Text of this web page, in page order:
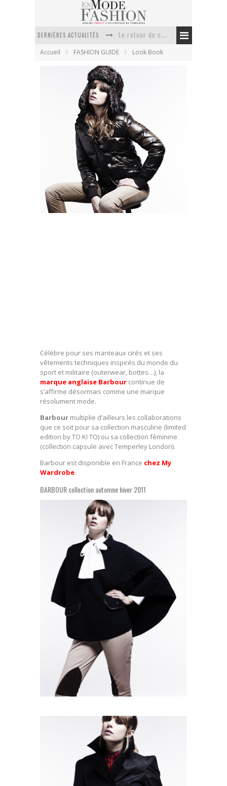
DERNIÈRES ACTUALITÉS
Doudoune pour femme : choisir la pièce idéale entre style, chaleur et durabilité
La trousse de toilette : l’accessoire indispensable de voyage
Accueil FASHION GUIDE Look Book
Barbour collection automne hiver 2011
En Mode Fashion
13 juillet 2011
Célèbre pour ses manteaux cirés et ses
vêtements techniques inspirés du monde du
sport et militaire (outerwear, bottes…), la
marque anglaise Barbour continue de
s’affirme désormais comme une marque
résolument mode.
Barbour multiplie d’ailleurs les collaborations
que ce soit pour sa collection masculine (limited
edition by TO KI TO) ou sa collection féminine
(collection capsule avec Temperley London).
Barbour est disponible en France chez My
Wardrobe.
BARBOUR collection automne hiver 2011